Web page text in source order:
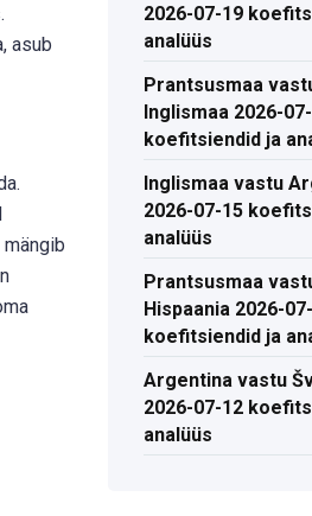
asub
2026-07-19
analüüs
Prantsusmaa
Inglismaa 2026-
koefitsiendid ja
Inglismaa vastu
2026-07-15
analüüs
Prantsusmaa
Hispaania 2026-
koefitsiendid ja
Argentina vastu
2026-07-12
analüüs